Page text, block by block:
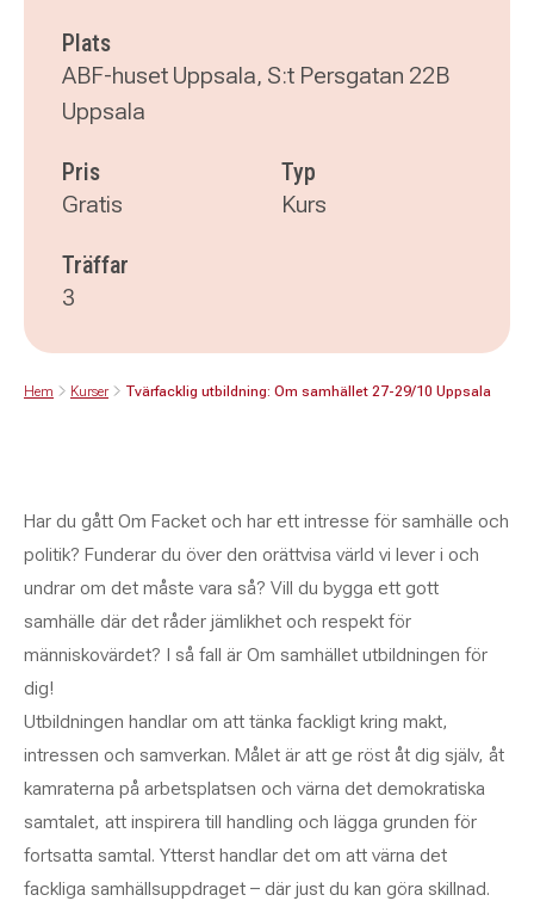
Plats
ABF-huset Uppsala, S:t Persgatan 22B
Uppsala
Pris
Gratis
Typ
Kurs
Träffar
3
Hem Kurser Tvärfacklig utbildning: Om samhället 27-29/10 Uppsala
Har du gått Om Facket och har ett intresse för samhälle och
politik? Funderar du över den orättvisa värld vi lever i och
undrar om det måste vara så? Vill du bygga ett gott
samhälle där det råder jämlikhet och respekt för
människovärdet? I så fall är Om samhället utbildningen för
dig!
Utbildningen handlar om att tänka fackligt kring makt,
intressen och samverkan. Målet är att ge röst åt dig själv, åt
kamraterna på arbetsplatsen och värna det demokratiska
samtalet, att inspirera till handling och lägga grunden för
fortsatta samtal. Ytterst handlar det om att värna det
fackliga samhällsuppdraget – där just du kan göra skillnad.